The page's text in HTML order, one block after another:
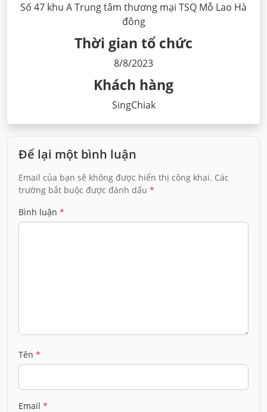
Số 47 khu A Trung tâm thương mại TSQ Mỗ Lao Hà
đông
Thời gian tổ chức
8/8/2023
Khách hàng
SingChiak
Để lại một bình luận
Email của bạn sẽ không được hiển thị công khai. Các
trường bắt buộc được đánh dấu *
Bình luận *
Tên *
Email *